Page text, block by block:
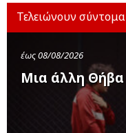
Τελειώνουν σύντομα
έως 08/08/2026
Μια άλλη Θήβα